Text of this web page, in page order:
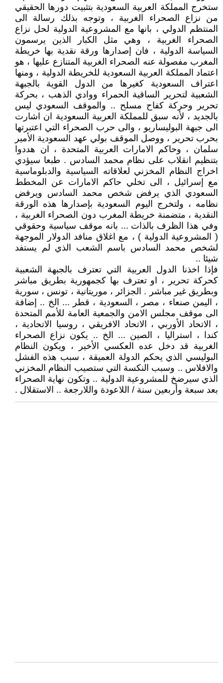
ستخرج المملكة العربية السعودية بتثبيت دورها الحقيقي
من نزاع الصحراء الغربية ، وتوجه بذلك رسالة الى
المنتظم الدولي ، بانها مع المشروعية الدولية لحل نزاع
الصحراء الغربية ، وهي مثل الكبار الذين يرسمون
السياسة الدولية ، فان إصدارها ورقة نقدية بها خريطة
المغرب مفصولة عنه الصحراء الغربية المتنازع عليها ، هو
اعتماد المملكة العربية السعودية للخريطة الدولية ، ومنها
اعتراف السعودية كغيرها من الدول القوية بالجبهة
الشعبية لتحرير الساقية الحمراء ووادي الذهب ، بحركة
تحرير وحركة كفاح مسلح .. والموقف السعودي ليس
بالجديد ، لأنه سبق للمملكة العربية السعودية ان اشارت
الى جبهة البوليساريو ، والى حرب الصحراء التي اعتبرتها
بحرب تحرير ، ووصل الموقف بولي عهد السعودية الأمير
سلمان ، وحاكم الامارات العربية المتحدة ، ان هددوا
بتنظيم انقلاب على نظام محمد السادس . طبعا سيؤدي
اخراج النظام المخزني لعلاقاته السياسية والدبلوماسية
مع إسرائيل ، الى تخلي حاكم الامارات عن المخطط
السعودي الذي يرفض شخص محمد السادس ويرفض
نظامه ، ولتخرج اليوم السعودية بإصدارها هذه الورقة
النقدية ، متضمنة خريطة المغرب دون الصحراء الغربية ،
وفي هذا الظرف بالذات ... بانه موقف سياسية وحقوقي
( المشروعية الدولية ) ، مع اغلاق منافد الدولار الموجهة
لشخص محمد السادس باسم الشعب الذي لم يستفد
شيئا ..
فإذا اخذنا الدول العربية التي تعترف بالجبهة الشعبية
كحركة تحرير ، او تعترف بها كجمهورية بطريق مباشر
وبطريق غير مباشر . الجزائر ، موريتانية ، تونس ، سورية
، اليمن صنعاء ، مصر ، السعودية ، قطر ... الخ .. إضافة
الى موقف مجلس الامن والجمعية العامة للأمم المتحدة
، الاتحاد الأوربي ، الاتحاد الافريقي ، روسيا الاتحادية ،
كندا ، استراليا ، الصين ... الخ .. يكون نزاع الصحراء
الغربية قد دخل عده العكسي الأخير ، ويكون النظام
البوليسي الذي يحكم الدولة العميقة ، سبب هذه الفشل
والافلاس .. وسبب النكسة التي ستصيب النظام المخزني
الذي سيرضخ للمشروعية الدولية .. وتكون نهاية الصحراء
بعد سبعة وأربعين سنة / اللاعودة واللارجعة .. الاستقلال .